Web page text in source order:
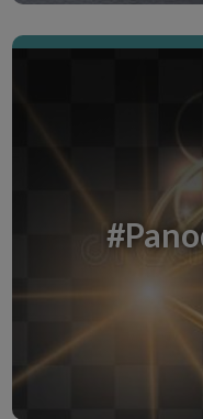
Les
Pourquoi avoir
Parce que l'image
me paraît être la
inspiration...